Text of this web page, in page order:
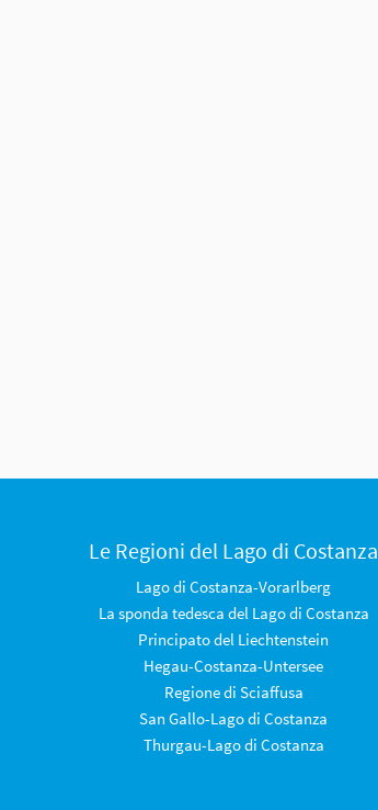
Le Regioni del Lago di Costanza
Lago di Costanza-Vorarlberg
La sponda tedesca del Lago di Costanza
Principato del Liechtenstein
Hegau-Costanza-Untersee
Regione di Sciaffusa
San Gallo-Lago di Costanza
Thurgau-Lago di Costanza